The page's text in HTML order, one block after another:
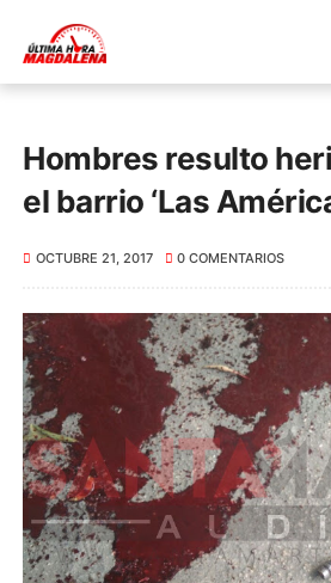
Hombres resulto
el barrio ‘Las
OCTUBRE 21, 2017 0 COMENTARIOS